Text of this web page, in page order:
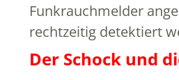
Funkrauchmelder
rechtzeitig detektiert
Der Schock und